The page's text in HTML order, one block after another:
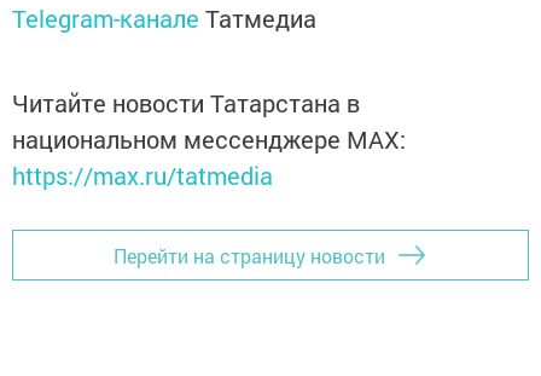
Telegram-канале Татмедиа
Читайте новости Татарстана в
национальном мессенджере MАХ:
https://max.ru/tatmedia
Перейти на страницу новости